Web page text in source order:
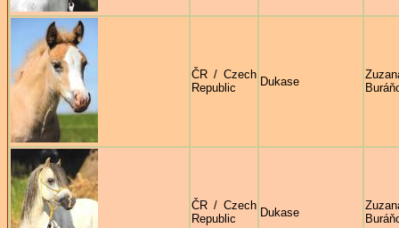
ČR / Czech
Republic
Dukase
ČR / Czech
Republic
Dukase